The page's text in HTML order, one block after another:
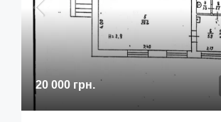
20 000 грн.